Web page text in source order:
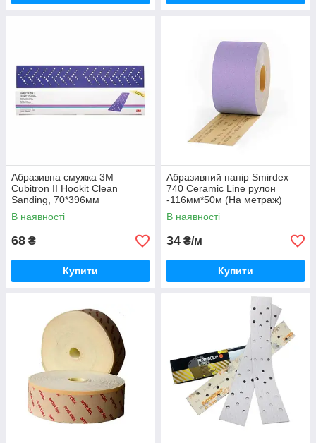
Абразивна смужка 3M
Cubitron II Hookit Clean
Sanding, 70*396мм
В наявності
68 ₴
Купити
Абразивний папір Smirdex
740 Ceramic Line рулон
-116мм*50м (На метраж)
В наявності
34 ₴/м
Купити